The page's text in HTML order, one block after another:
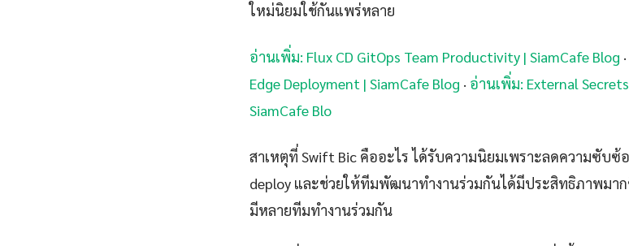
ใหม่นิยมใช้กันแพร่หลาย
อ่านเพิ่ม: Flux CD GitOps Team Productivity | SiamCafe Blog ·
Edge Deployment | SiamCafe Blog · อ่านเพิ่ม: External
SiamCafe Blo
สาเหตุที่ Swift Bic คืออะไร ได้รับความนิยมเพราะลดความซับซ้
deploy และช่วยให้ทีมพัฒนาทำงานร่วมกันได้มีประสิทธิภาพมา
มีหลายทีมทำงานร่วมกัน